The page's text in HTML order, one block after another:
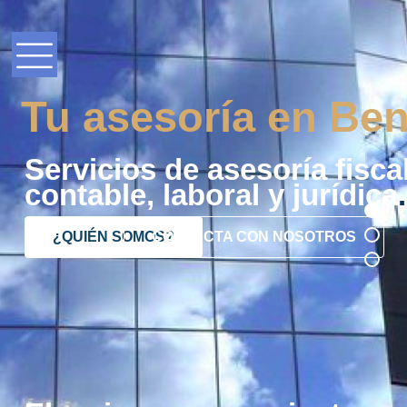
Tu asesoría en
Servicios de asesoría
contable, laboral y jurídica.
¿QUIÉN SOMOS?CONTACTA CON NOSOTROS